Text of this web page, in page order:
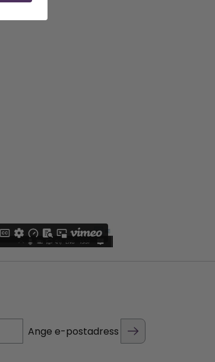
Ange e-postadress